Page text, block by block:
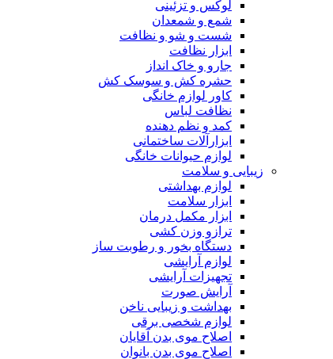
لوکس و تزئینی
شمع و شمعدان
شست و شو و نظافت
ابزار نظافت
جارو و خاک انداز
حشره کش و سوسک کش
کاور لوازم خانگی
نظافت لباس
کمد و نظم دهنده
ابزارآلات ساختمانی
لوازم حیوانات خانگی
زیبایی و سلامت
لوازم بهداشتی
ابزار سلامت
ابزار مکمل درمان
ترازو وزن کشی
دستگاه بخور و رطوبت ساز
لوازم آرایشی
تجهیزات آرایشی
آرایش صورت
بهداشت و زیبایی ناخن
لوازم شخصی برقی
اصلاح موی بدن آقایان
اصلاح موی بدن بانوان